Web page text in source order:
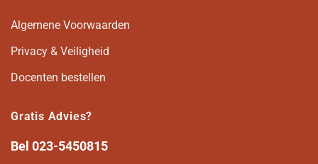
Algemene Voorwaarden
Privacy & Veiligheid
Docenten bestellen
Gratis Advies?
Bel 023-5450815